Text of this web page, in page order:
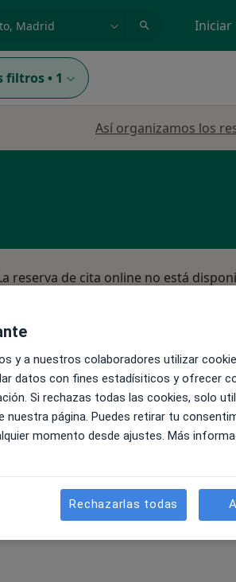
Iniciar
filtros • 1
Así organizamos los
reserva de cita online no está
y a nuestros colaboradores utilizar
datos con fines estadísiticos y ofrecer
Si rechazas todas las cookies, solo
nuestra página. Puedes retirar tu
momento desde ajustes. Más
Rechazarlas todas